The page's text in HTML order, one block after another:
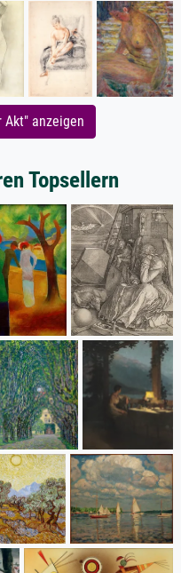
Akt" anzeigen
Topsellern